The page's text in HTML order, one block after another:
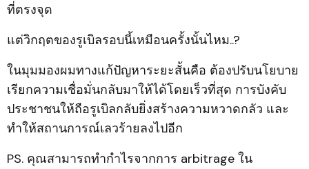
ที่ตรงจุด
แต่วิกฤตของรูเบิลรอบนี้เหมือนครั้งนั้นไหม..?
ในมุมมองผมทางแก้ปัญหาระยะสั้นคือ ต้องปรับนโยบาย
เรียกความเชื่อมั่นกลับมาให้ได้โดยเร็วที่สุด การบังคับ
ประชาชนให้ถือรูเบิลกลับยิ่งสร้างความหวาดกลัว และ
ทำให้สถานการณ์เลวร้ายลงไปอีก
PS. คุณสามารถทำกำไรจากการ arbitrage ใน